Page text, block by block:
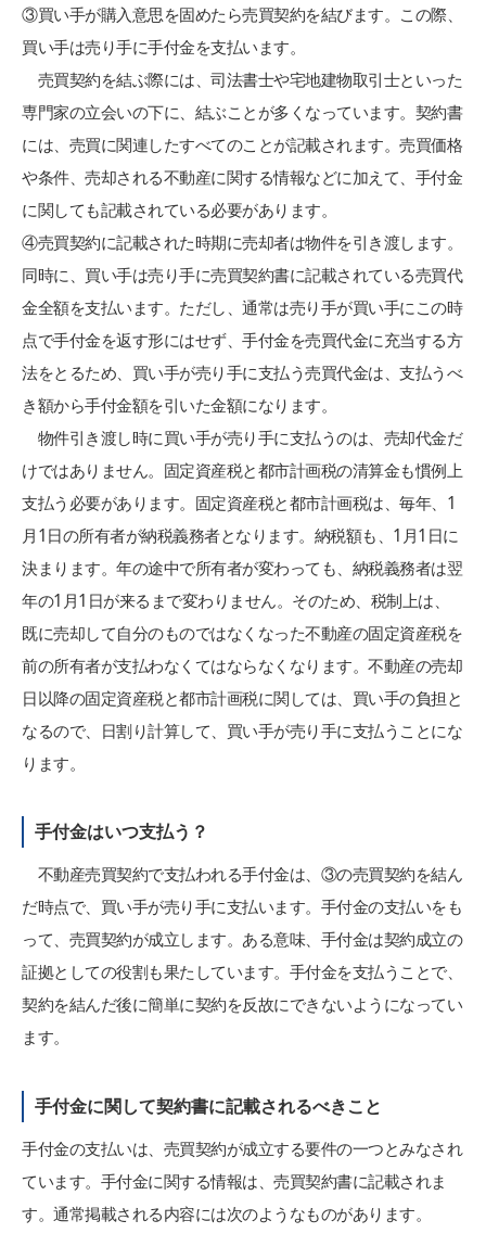
③買い手が購入意思を固めたら売買契約を結びます。この際、
買い手は売り手に手付金を支払います。
売買契約を結ぶ際には、司法書士や宅地建物取引士といった
専門家の立会いの下に、結ぶことが多くなっています。契約書
には、売買に関連したすべてのことが記載されます。売買価格
や条件、売却される不動産に関する情報などに加えて、手付金
に関しても記載されている必要があります。
④売買契約に記載された時期に売却者は物件を引き渡します。
同時に、買い手は売り手に売買契約書に記載されている売買代
金全額を支払います。ただし、通常は売り手が買い手にこの時
点で手付金を返す形にはせず、手付金を売買代金に充当する方
法をとるため、買い手が売り手に支払う売買代金は、支払うべ
き額から手付金額を引いた金額になります。
物件引き渡し時に買い手が売り手に支払うのは、売却代金だ
けではありません。固定資産税と都市計画税の清算金も慣例上
支払う必要があります。固定資産税と都市計画税は、毎年、1
月1日の所有者が納税義務者となります。納税額も、1月1日に
決まります。年の途中で所有者が変わっても、納税義務者は翌
年の1月1日が来るまで変わりません。そのため、税制上は、
既に売却して自分のものではなくなった不動産の固定資産税を
前の所有者が支払わなくてはならなくなります。不動産の売却
日以降の固定資産税と都市計画税に関しては、買い手の負担と
なるので、日割り計算して、買い手が売り手に支払うことにな
ります。
手付金はいつ支払う？
不動産売買契約で支払われる手付金は、③の売買契約を結ん
だ時点で、買い手が売り手に支払います。手付金の支払いをも
って、売買契約が成立します。ある意味、手付金は契約成立の
証拠としての役割も果たしています。手付金を支払うことで、
契約を結んだ後に簡単に契約を反故にできないようになってい
ます。
手付金に関して契約書に記載されるべきこと
手付金の支払いは、売買契約が成立する要件の一つとみなされ
ています。手付金に関する情報は、売買契約書に記載されま
す。通常掲載される内容には次のようなものがあります。